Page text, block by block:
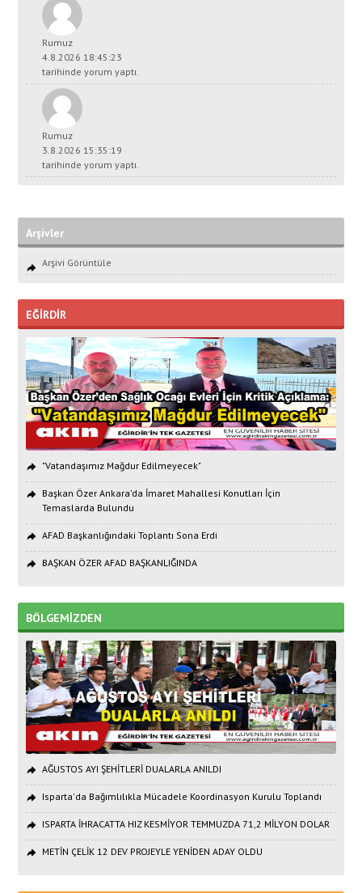
Rumuz
4.8.2026 18:45:23
tarihinde yorum yaptı.
Rumuz
3.8.2026 15:35:19
tarihinde yorum yaptı.
Arşivler
Arşivi Görüntüle
EĞİRDİR
"Vatandaşımız Mağdur Edilmeyecek"
Başkan Özer Ankara’da İmaret Mahallesi Konutları İçin
Temaslarda Bulundu
AFAD Başkanlığındaki Toplantı Sona Erdi
BAŞKAN ÖZER AFAD BAŞKANLIĞINDA
BÖLGEMİZDEN
AĞUSTOS AYI ŞEHİTLERİ DUALARLA ANILDI
Isparta'da Bağımlılıkla Mücadele Koordinasyon Kurulu Toplandı
ISPARTA İHRACATTA HIZ KESMİYOR TEMMUZDA 71,2 MİLYON DOLAR
METİN ÇELİK 12 DEV PROJEYLE YENİDEN ADAY OLDU